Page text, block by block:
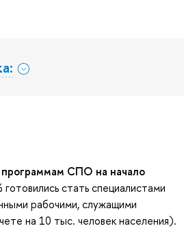
программам СПО на начало
готовились стать специалистами
рабочими, служащими
на 10 тыс. человек населения).